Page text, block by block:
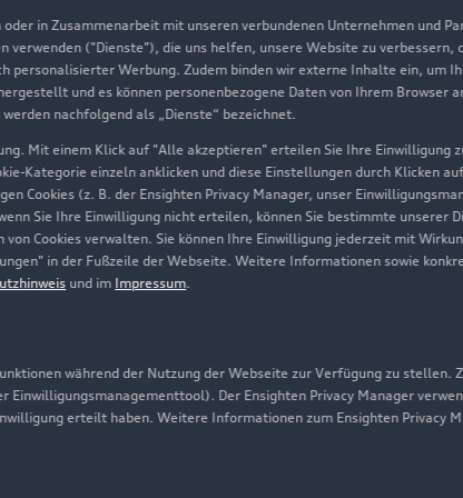
in Zusammenarbeit mit unseren verbundenen Unternehmen und
verwenden ("Dienste"), die uns helfen, unsere Website zu
personalisierter Werbung. Zudem binden wir externe Inhalte ein, um
und es können personenbezogene Daten von Ihrem Browser
nachfolgend als „Dienste“ bezeichnet.
Mit einem Klick auf "Alle akzeptieren" erteilen Sie Ihre Einwilligung
Kategorie einzeln anklicken und diese Einstellungen durch Klicken
Cookies (z. B. der Ensighten Privacy Manager, unser
Sie Ihre Einwilligung nicht erteilen, können Sie bestimmte unserer
Cookies verwalten. Sie können Ihre Einwilligung jederzeit mit
in der Fußzeile der Webseite. Weitere Informationen sowie
und im Impressum.
während der Nutzung der Webseite zur Verfügung zu stellen.
Einwilligungsmanagementtool). Der Ensighten Privacy Manager
erteilt haben. Weitere Informationen zum Ensighten Privacy
Audi
Karriere
Relations
& Media Center
erleben